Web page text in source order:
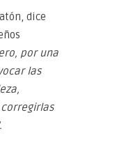
dice
por una
las